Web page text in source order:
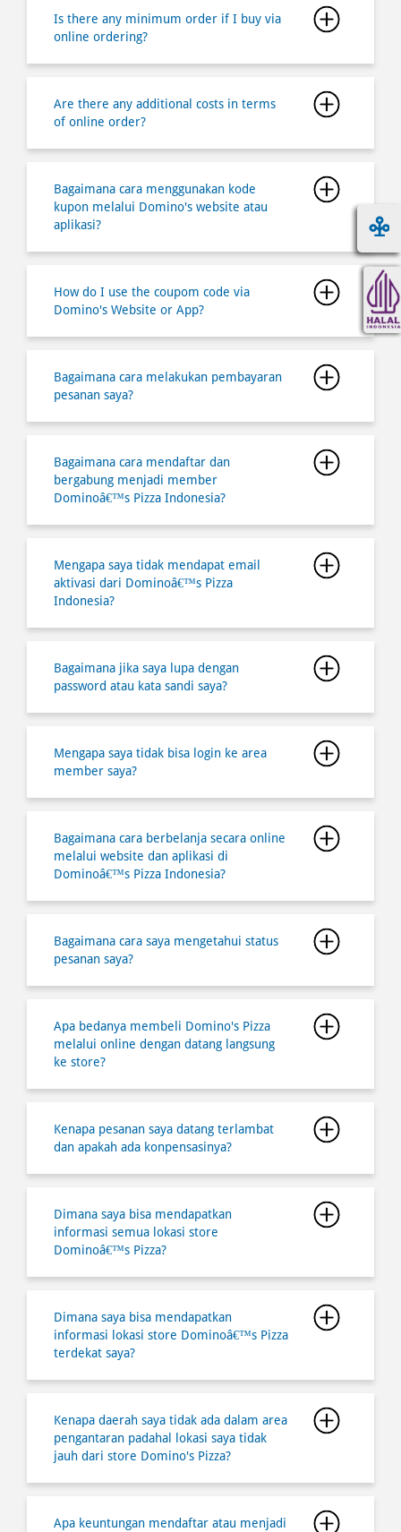
Is there any minimum order if I buy via
online ordering?
Are there any additional costs in terms
of online order?
Bagaimana cara menggunakan kode
kupon melalui Domino's website atau
aplikasi?
How do I use the coupom code via
Domino's Website or App?
Bagaimana cara melakukan pembayaran
pesanan saya?
Bagaimana cara mendaftar dan
bergabung menjadi member
Dominoâ€™s Pizza Indonesia?
Mengapa saya tidak mendapat email
aktivasi dari Dominoâ€™s Pizza
Indonesia?
Bagaimana jika saya lupa dengan
password atau kata sandi saya?
Mengapa saya tidak bisa login ke area
member saya?
Bagaimana cara berbelanja secara online
melalui website dan aplikasi di
Dominoâ€™s Pizza Indonesia?
Bagaimana cara saya mengetahui status
pesanan saya?
Apa bedanya membeli Domino's Pizza
melalui online dengan datang langsung
ke store?
Kenapa pesanan saya datang terlambat
dan apakah ada konpensasinya?
Dimana saya bisa mendapatkan
informasi semua lokasi store
Dominoâ€™s Pizza?
Dimana saya bisa mendapatkan
informasi lokasi store Dominoâ€™s Pizza
terdekat saya?
Kenapa daerah saya tidak ada dalam area
pengantaran padahal lokasi saya tidak
jauh dari store Domino's Pizza?
Apa keuntungan mendaftar atau menjadi